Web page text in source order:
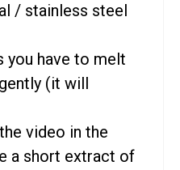
/ stainless steel
you have to melt
(it will
video in the
a short extract of